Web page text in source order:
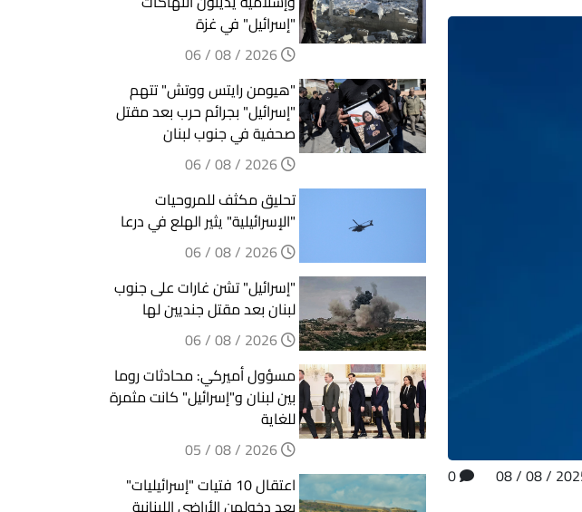
"إسرائيل" في غزة
"هيومن رايتس ووتش" تتهم
"إسرائيل" بجرائم حرب بعد مقتل
صحفية في جنوب لبنان
تحليق مكثف للمروحيات
"الإسرائيلية" يثير الهلع في درعا
"إسرائيل" تشن غارات على جنوب
لبنان بعد مقتل جنديين لها
مسؤول أميركي: محادثات روما
بين لبنان و"إسرائيل" كانت مثمرة
للغاية
اعتقال 10 فتيات "إسرائيليات"
بعد دخولهن الأراضي اللبنانية